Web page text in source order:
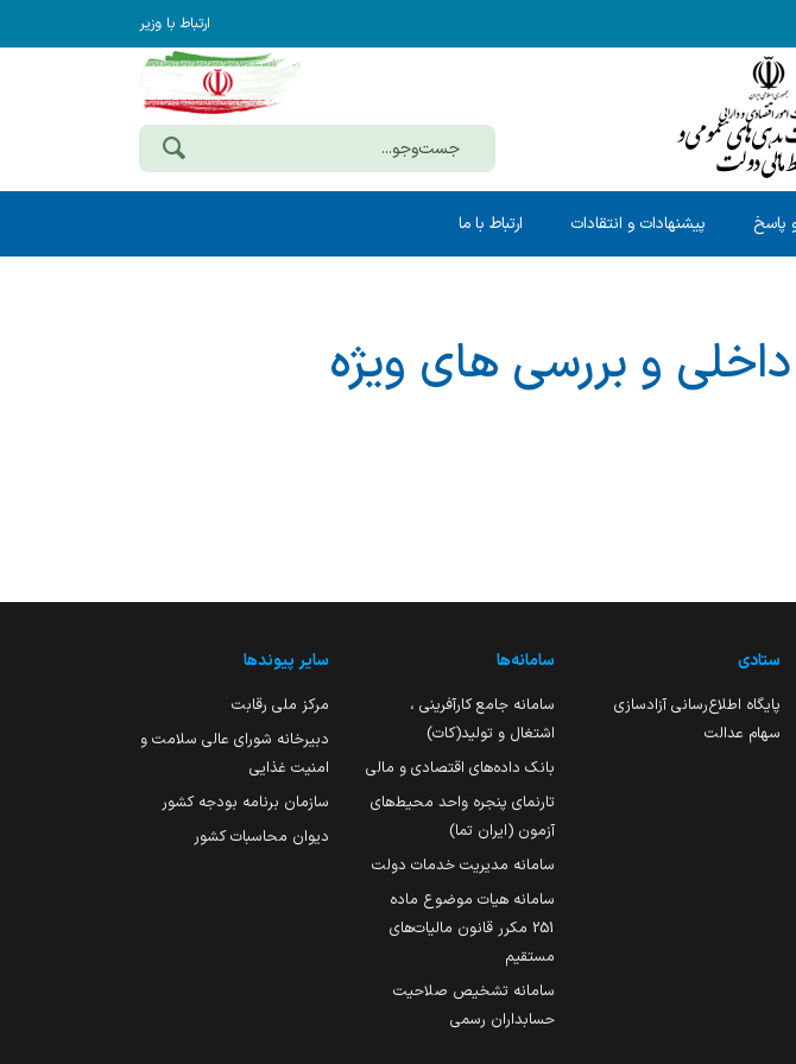
ارتباط با وزیر
پاسخ پیشنهادات و انتقادات ارتباط با ما
و بررسی های ویژه
ستادی
پایگاه اطلاع‌رسانی آزادسازی
سهام عدالت
سامانه‌ها
سامانه جامع کارآفرینی ،
اشتغال و تولید(کات)
بانک داده‌های اقتصادی و مالی
تارنمای پنجره واحد محیط‌های
آزمون (ایران تما)
سامانه مدیریت خدمات دولت
سامانه هیات موضوع ماده
251 مکرر قانون مالیات‌های
مستقیم
سامانه تشخیص صلاحیت
حسابداران رسمی
سایر پیوندها
مرکز ملی رقابت
دبیرخانه شورای عالی سلامت و
امنیت غذایی
سازمان برنامه بودجه کشور
دیوان محاسبات کشور